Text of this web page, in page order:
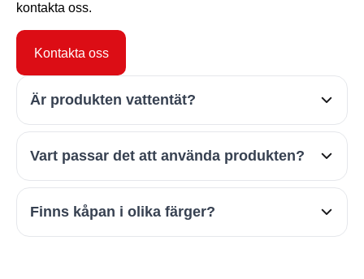
kontakta oss.
Kontakta oss
Är produkten vattentät?
skyddar bra mot damm och vattenstänk etc.
Vart passar det att använda produkten?
som hotell, hem, husbil, båt etc. Den går även att
utrusta med manipuleringsindekerande förseglig
Finns kåpan i olika färger?